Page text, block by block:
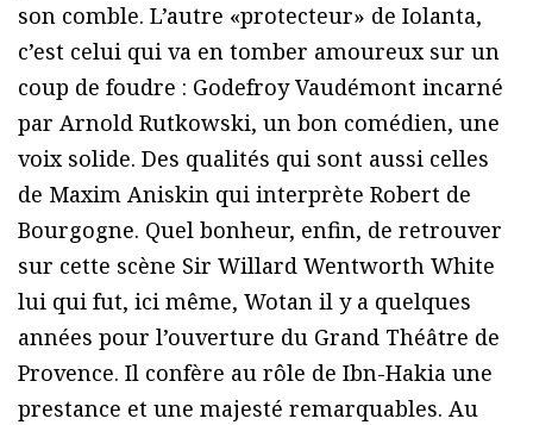
son comble. L’autre «protecteur» de Iolanta,
c’est celui qui va en tomber amoureux sur un
coup de foudre : Godefroy Vaudémont incarné
par Arnold Rutkowski, un bon comédien, une
voix solide. Des qualités qui sont aussi celles
de Maxim Aniskin qui interprète Robert de
Bourgogne. Quel bonheur, enfin, de retrouver
sur cette scène Sir Willard Wentworth White
lui qui fut, ici même, Wotan il y a quelques
années pour l’ouverture du Grand Théâtre de
Provence. Il confère au rôle de Ibn-Hakia une
prestance et une majesté remarquables. Au